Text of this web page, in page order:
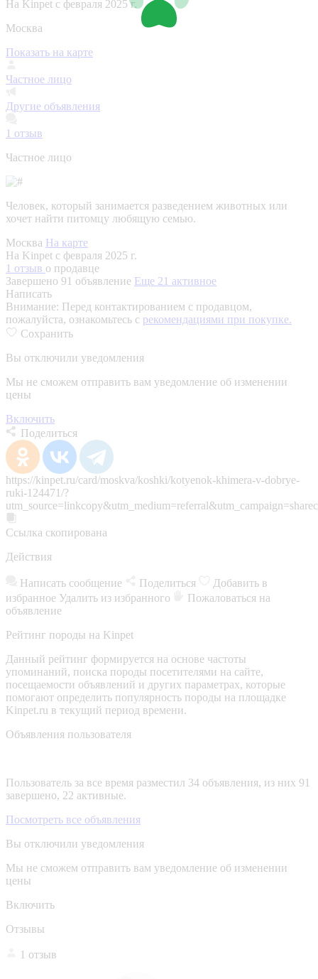
На Kinpet c февраля 2025 г.
Москва
Показать на карте
Частное лицо
Другие объявления
1 отзыв
Частное лицо
Человек, который занимается разведением животных или
хочет найти питомцу любящую семью.
Москва На карте
На Kinpet c февраля 2025 г.
1 отзыв о продавце
Завершено 91 объявление Еще 21 активное
Написать
Внимание: Перед контактированием с продавцом,
пожалуйста, ознакомьтесь с рекомендациями при покупке.
Сохранить
Вы отключили уведомления
Мы не сможем отправить вам уведомление об изменении
цены
Включить
Поделиться
https://kinpet.ru/card/moskva/koshki/kotyenok-khimera-v-dobrye-
ruki-124471/?
Ссылка скопирована
Действия
Написать сообщение Поделиться
Добавить в
избранное Удалить из избранного
Пожаловаться на
объявление
Рейтинг породы на Kinpet
Данный рейтинг формируется на основе частоты
упоминаний, поиска породы посетителями на сайте,
посещаемости объявлений и других параметрах, которые
помогают определить популярность породы на площадке
Kinpet.ru в текущий период времени.
Объявления пользователя
Пользователь за все время разместил 34 объявления, из них 91
завершено, 22 активные.
Посмотреть все объявления
Вы отключили уведомления
Мы не сможем отправить вам уведомление об изменении
цены
Включить
Отзывы
1 отзыв